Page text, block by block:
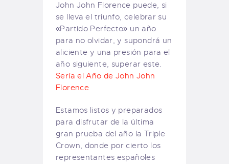
John John Florence puede, si
se lleva el triunfo, celebrar su
«Partido Perfecto» un año
para no olvidar, y supondrá un
aliciente y una presión para el
año siguiente, superar este.
Sería el Año de John John
Florence
Estamos listos y preparados
para disfrutar de la última
gran prueba del año la Triple
Crown, donde por cierto los
representantes españoles